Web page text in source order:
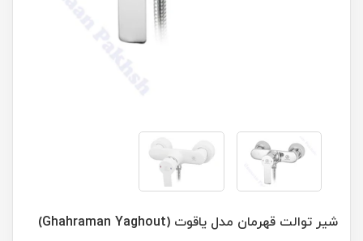
شیر توالت قهرمان مدل یاقوت (Ghahraman Yaghout)